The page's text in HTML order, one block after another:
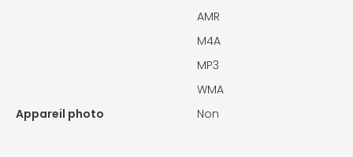
AMR
M4A
MP3
WMA
Appareil photo
Non